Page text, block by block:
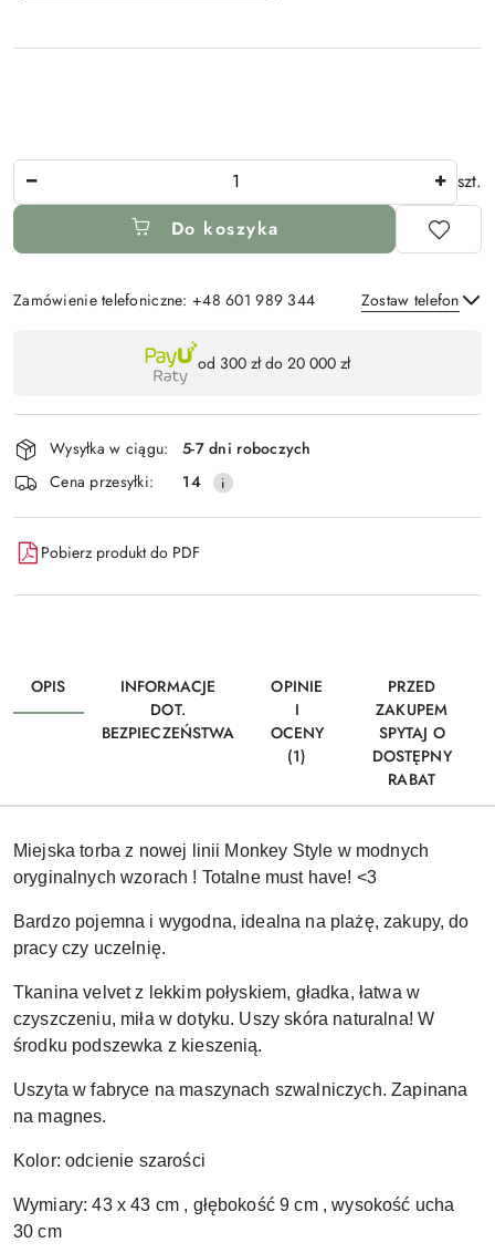
szt.
Do koszyka
Zamówienie telefoniczne: +48 601 989 344 Zostaw telefon
płatność
i
dostawa
od 300 zł do 20 000 zł
Wysyłka w ciągu:
5-7 dni roboczych
Cena przesyłki:
14
Pobierz produkt do PDF
OPIS
INFORMACJE
DOT.
BEZPIECZEŃSTWA
OPINIE
I
OCENY
(1)
PRZED
ZAKUPEM
SPYTAJ O
DOSTĘPNY
RABAT
Miejska torba z nowej linii Monkey Style w modnych
oryginalnych wzorach ! Totalne must have! <3
Bardzo pojemna i wygodna, idealna na plażę, zakupy, do
pracy czy uczelnię.
Tkanina velvet z lekkim połyskiem, gładka, łatwa w
czyszczeniu, miła w dotyku. Uszy skóra naturalna! W
środku podszewka z kieszenią.
Uszyta w fabryce na maszynach szwalniczych. Zapinana
na magnes.
Kolor: odcienie szarości
Wymiary: 43 x 43 cm , głębokość 9 cm , wysokość ucha
30 cm